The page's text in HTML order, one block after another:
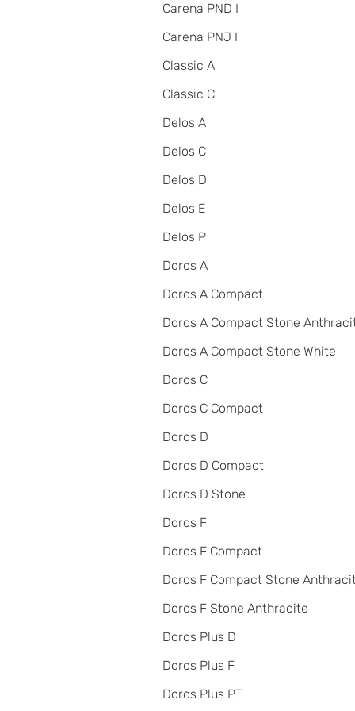
Carena PND I
Carena PNJ I
Classic A
Classic C
Delos A
Delos C
Delos D
Delos E
Delos P
Doros A
Doros A Compact
Doros A Compact Stone
Doros A Compact Stone White
Doros C
Doros C Compact
Doros D
Doros D Compact
Doros D Stone
Doros F
Doros F Compact
Doros F Compact Stone
Doros F Stone Anthracite
Doros Plus D
Doros Plus F
Doros Plus PT